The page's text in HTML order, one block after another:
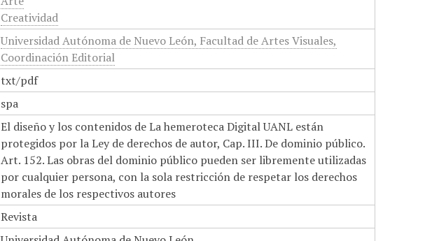
Creatividad
Universidad Autónoma de Nuevo León, Facultad de Artes Visuales,
Coordinación Editorial
txt/pdf
spa
El diseño y los contenidos de La hemeroteca Digital UANL están
protegidos por la Ley de derechos de autor, Cap. III. De dominio público.
Art. 152. Las obras del dominio público pueden ser libremente utilizadas
por cualquier persona, con la sola restricción de respetar los derechos
morales de los respectivos autores
Revista